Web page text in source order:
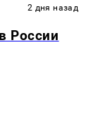
2 дня назад
России